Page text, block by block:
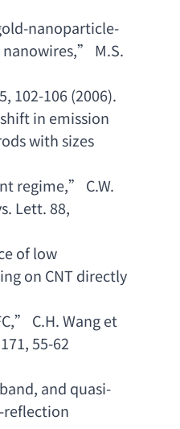
nanoparticle-
,” M.S.
, 102-106 (2006).
in emission
with sizes
regime,” C.W.
Lett. 88,
of low
on CNT directly
,” C.H. Wang et
, 55-62
, and quasi-